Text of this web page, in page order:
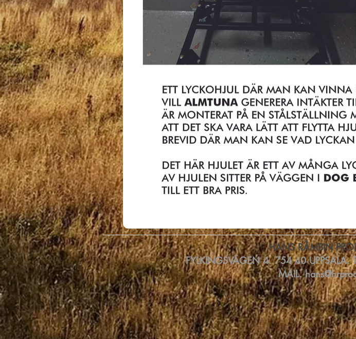
HANS RÅMBIN
FYLKINGSVÄGEN 4. 754 40
MAIL.